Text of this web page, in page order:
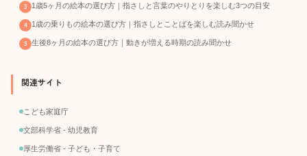
1歳5ヶ月の絵本の選び方｜指さしと言葉のやりとりを楽しむ3つの目安
1歳の乗りもの絵本の選び方｜指さしとことばを楽しむ読み聞かせ
生後8ヶ月の絵本の選び方｜動きが増える時期の読み聞かせ
関連サイト
こども家庭庁
文部科学省 - 幼児教育
厚生労働省 - 子ども・子育て